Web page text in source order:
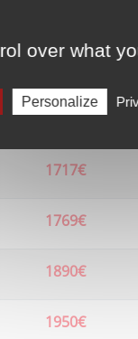
1674€
1717€
1769€
1890€
1950€
over what
Personalize